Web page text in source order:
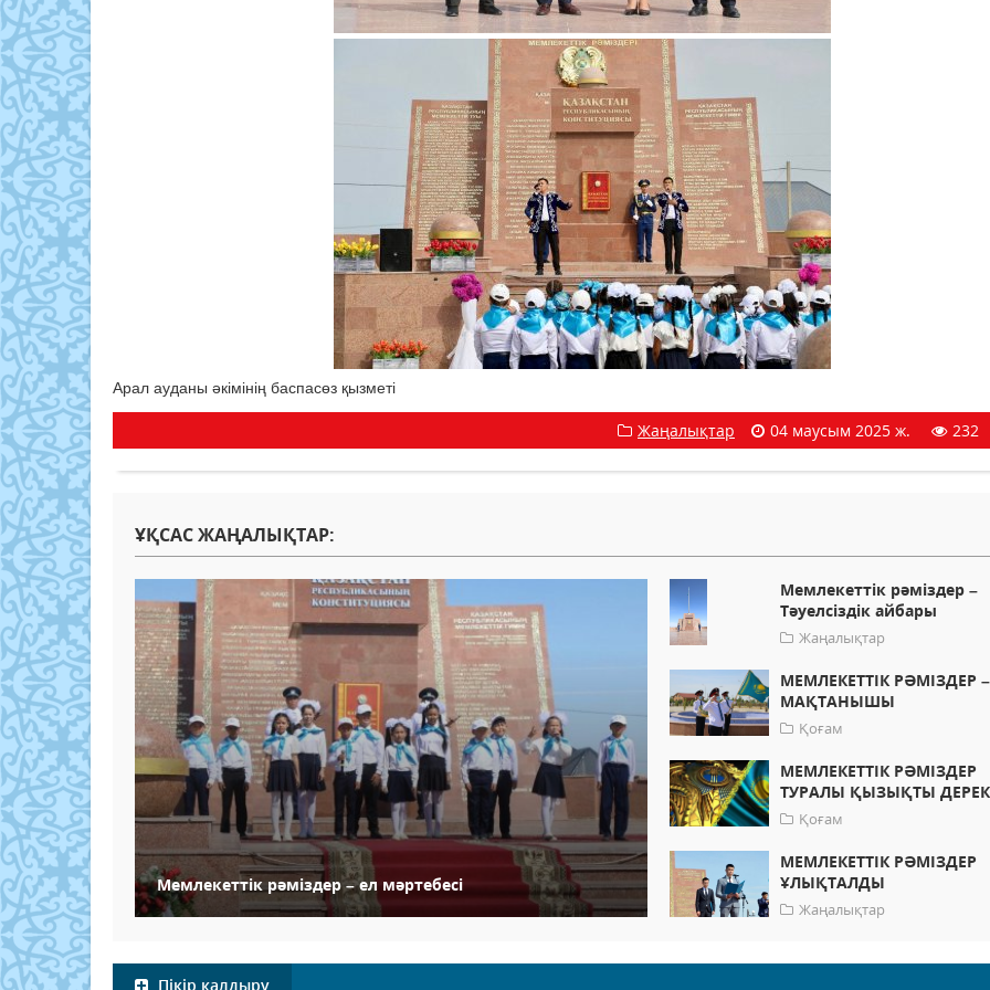
Арал ауданы әкімінің баспасөз қызметі
Жаңалықтар 04 маусым 2025 ж. 232
ҰҚСАС ЖАҢАЛЫҚТАР:
Мемлекеттік рәміздер – ел мәртебесі
Мемлекеттік рәміздер –
Тәуелсіздік айбары
Жаңалықтар
МЕМЛЕКЕТТІК РӘМІЗДЕР
МАҚТАНЫШЫ
Қоғам
МЕМЛЕКЕТТІК РӘМІЗДЕР
ТУРАЛЫ ҚЫЗЫҚТЫ
Қоғам
МЕМЛЕКЕТТІК РӘМІЗДЕР
ҰЛЫҚТАЛДЫ
Жаңалықтар
Пікір қалдыру